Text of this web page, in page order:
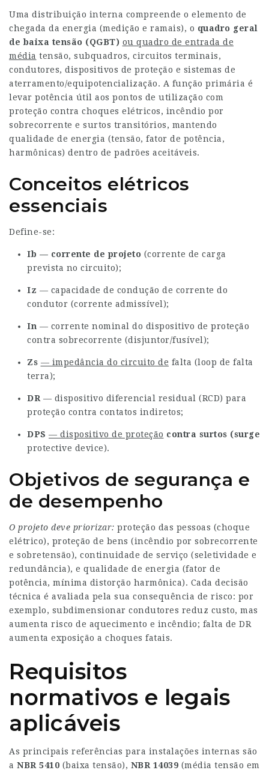
Uma distribuição interna compreende o elemento de
chegada da energia (medição e ramais), o quadro geral
de baixa tensão (QGBT) ou quadro de entrada de
média tensão, subquadros, circuitos terminais,
condutores, dispositivos de proteção e sistemas de
aterramento/equipotencialização. A função primária é
levar potência útil aos pontos de utilização com
proteção contra choques elétricos, incêndio por
sobrecorrente e surtos transitórios, mantendo
qualidade de energia (tensão, fator de potência,
harmônicas) dentro de padrões aceitáveis.
Conceitos elétricos
essenciais
Define-se:
Ib — corrente de projeto (corrente de carga
prevista no circuito);
Iz — capacidade de condução de corrente do
condutor (corrente admissível);
In — corrente nominal do dispositivo de proteção
contra sobrecorrente (disjuntor/fusível);
Zs — impedância do circuito de falta (loop de falta
terra);
DR — dispositivo diferencial residual (RCD) para
proteção contra contatos indiretos;
DPS — dispositivo de proteção contra surtos (surge
protective device).
Objetivos de segurança e
de desempenho
O projeto deve priorizar: proteção das pessoas (choque
elétrico), proteção de bens (incêndio por sobrecorrente
e sobretensão), continuidade de serviço (seletividade e
redundância), e qualidade de energia (fator de
potência, mínima distorção harmônica). Cada decisão
técnica é avaliada pela sua consequência de risco: por
exemplo, subdimensionar condutores reduz custo, mas
aumenta risco de aquecimento e incêndio; falta de DR
aumenta exposição a choques fatais.
Requisitos
normativos e legais
aplicáveis
As principais referências para instalações internas são
a NBR 5410 (baixa tensão), NBR 14039 (média tensão em